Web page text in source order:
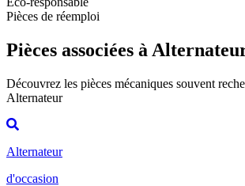
Pièces de réemploi
Pièces associées à
Découvrez les pièces mécaniques souvent
Alternateur
Alternateur
d'occasion